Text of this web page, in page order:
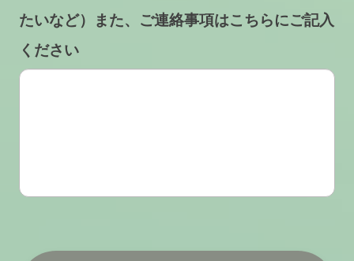
たいなど）また、ご連絡事項はこちらにご記入
ください